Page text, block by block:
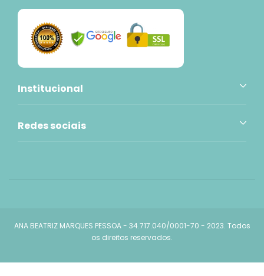
Institucional
Redes sociais
ANA BEATRIZ MARQUES PESSOA - 34.717.040/0001-70 - 2023. Todos
os direitos reservados.